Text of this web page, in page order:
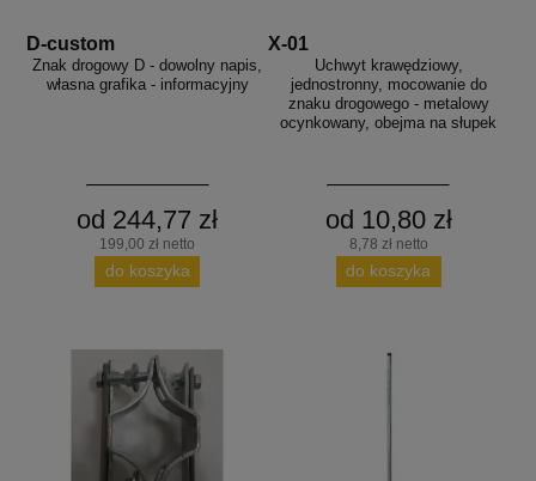
D-custom
Znak drogowy D - dowolny napis,
własna grafika - informacyjny
od 244,77 zł
199,00 zł netto
do koszyka
X-01
Uchwyt krawędziowy,
jednostronny, mocowanie do
znaku drogowego - metalowy
ocynkowany, obejma na słupek
od 10,80 zł
8,78 zł netto
do koszyka